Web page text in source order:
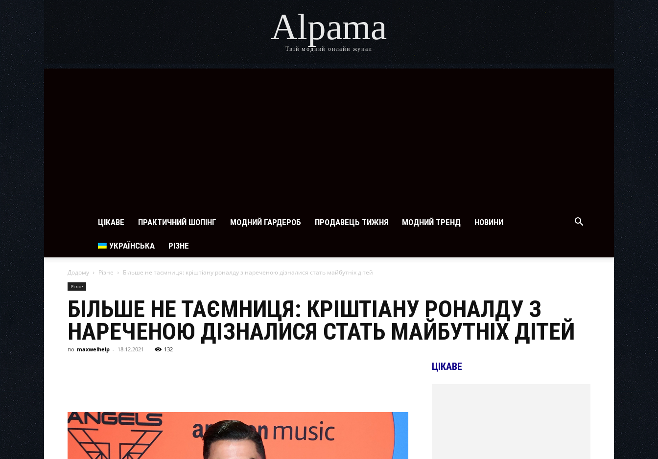
Alpama
Твій модний онлайн жунал
ЦІКАВЕ ПРАКТИЧНИЙ ШОПІНГ МОДНИЙ ГАРДЕРОБ ПРОДАВЕЦЬ ТИЖНЯ МОДНИЙ ТРЕНД НОВИНИ
УКРАЇНСЬКА РІЗНЕ
Додому Різне Більше не таємниця: кріштіану роналду з нареченою дізналися стать майбутніх дітей
Різне
БІЛЬШЕ НЕ ТАЄМНИЦЯ: КРІШТІАНУ РОНАЛДУ З
НАРЕЧЕНОЮ ДІЗНАЛИСЯ СТАТЬ МАЙБУТНІХ ДІТЕЙ
по maxwelhelp - 18.12.2021 132
ЦІКАВЕ